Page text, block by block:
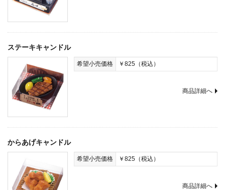
ステーキキャンドル
希望小売価格 ￥825（税込）
商品詳細へ
からあげキャンドル
希望小売価格 ￥825（税込）
商品詳細へ